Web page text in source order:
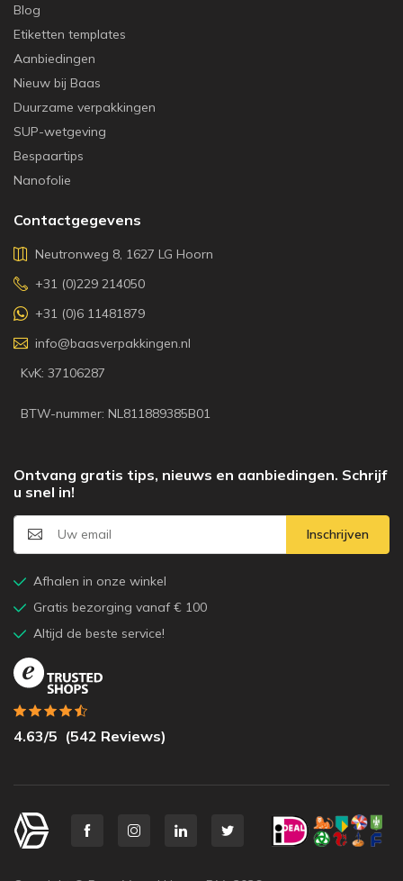
Blog
Etiketten templates
Aanbiedingen
Nieuw bij Baas
Duurzame verpakkingen
SUP-wetgeving
Bespaartips
Nanofolie
Contactgegevens
Neutronweg 8, 1627 LG Hoorn
+31 (0)229 214050
+31 (0)6 11481879
info@baasverpakkingen.nl
KvK: 37106287
BTW-nummer: NL811889385B01
Ontvang gratis tips, nieuws en aanbiedingen. Schrijf
u snel in!
Inschrijven
Afhalen in onze winkel
Gratis bezorging vanaf € 100
Altijd de beste service!
4.63/5 (542 Reviews)